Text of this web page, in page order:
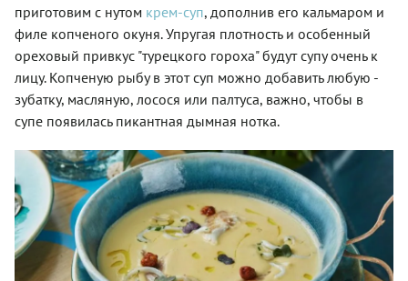
приготовим с нутом крем-суп, дополнив его кальмаром и
филе копченого окуня. Упругая плотность и особенный
ореховый привкус "турецкого гороха" будут супу очень к
лицу. Копченую рыбу в этот суп можно добавить любую -
зубатку, масляную, лосося или палтуса, важно, чтобы в
супе появилась пикантная дымная нотка.